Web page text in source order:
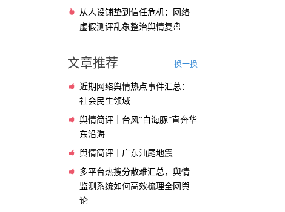
从人设铺垫到信任危机：网络
虚假测评乱象整治舆情复盘
文章推荐 换一换
近期网络舆情热点事件汇总：
社会民生领域
舆情简评｜台风“白海豚”直奔华
东沿海
舆情简评｜广东汕尾地震
多平台热搜分散难汇总，舆情
监测系统如何高效梳理全网舆
论